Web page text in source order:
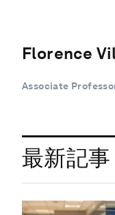
Florence
Associate
最新記事